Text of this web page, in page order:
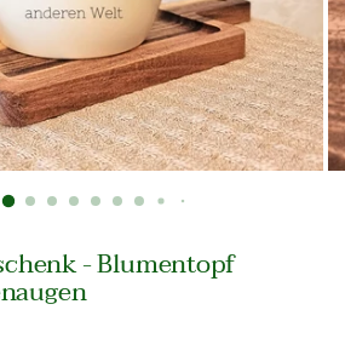
- Blumentopf